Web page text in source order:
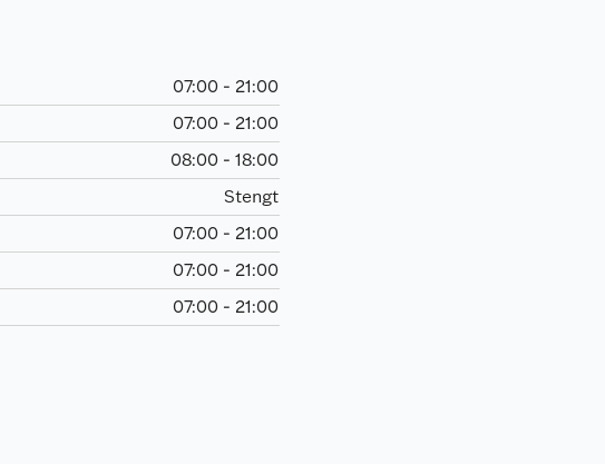
07:00 - 21:00
07:00 - 21:00
08:00 - 18:00
Stengt
07:00 - 21:00
07:00 - 21:00
07:00 - 21:00